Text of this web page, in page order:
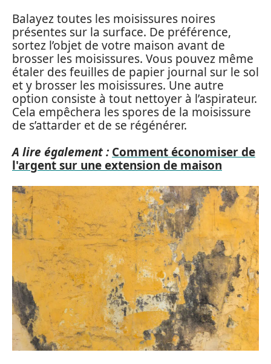
Balayez toutes les moisissures noires
présentes sur la surface. De préférence,
sortez l’objet de votre maison avant de
brosser les moisissures. Vous pouvez même
étaler des feuilles de papier journal sur le sol
et y brosser les moisissures. Une autre
option consiste à tout nettoyer à l’aspirateur.
Cela empêchera les spores de la moisissure
de s’attarder et de se régénérer.
A lire également : Comment économiser de
l'argent sur une extension de maison